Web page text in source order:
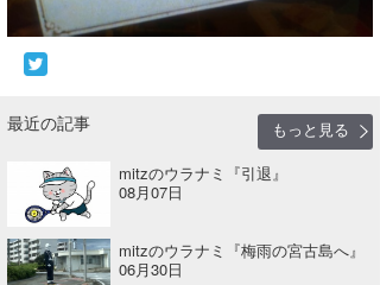
最近の記事
もっと見る
mitzのウラナミ『引退』
08月07日
mitzのウラナミ『梅雨の宮古島へ』
06月30日